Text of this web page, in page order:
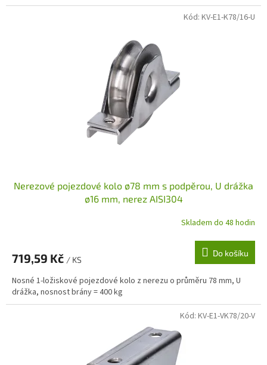
Nerezové pojezdové kolo ø78 mm s podpěrou, U drážka
ø16 mm, nerez AISI304
Skladem do 48 hodin
719,59 Kč / KS
Do košíku
Nosné 1-ložiskové pojezdové kolo z nerezu o průměru 78 mm, U
drážka, nosnost brány = 400 kg
Kód: KV-E1-K78/16-U
Kód: KV-E1-VK78/20-V